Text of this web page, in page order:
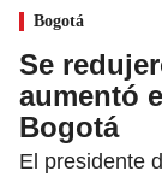
Bogotá
Se
aumentó
Bogotá
El presidente